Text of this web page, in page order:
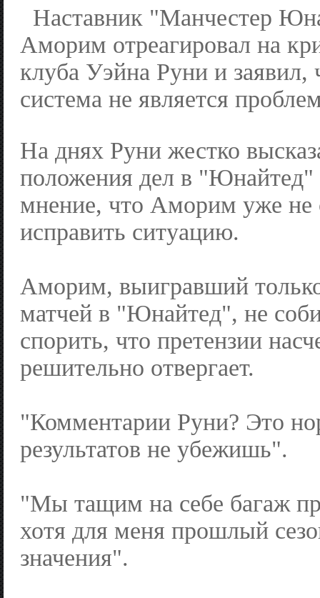
Наставник "Манчестер
Аморим отреагировал на
клуба Уэйна Руни и заявил,
система не является
На днях Руни жестко
положения дел в "Юнайтед"
мнение, что Аморим уже не
исправить ситуацию.
Аморим, выигравший
матчей в "Юнайтед", не
спорить, что претензии
решительно отвергает.
"Комментарии Руни? Это
результатов не убежишь".
"Мы тащим на себе багаж
хотя для меня прошлый
значения".